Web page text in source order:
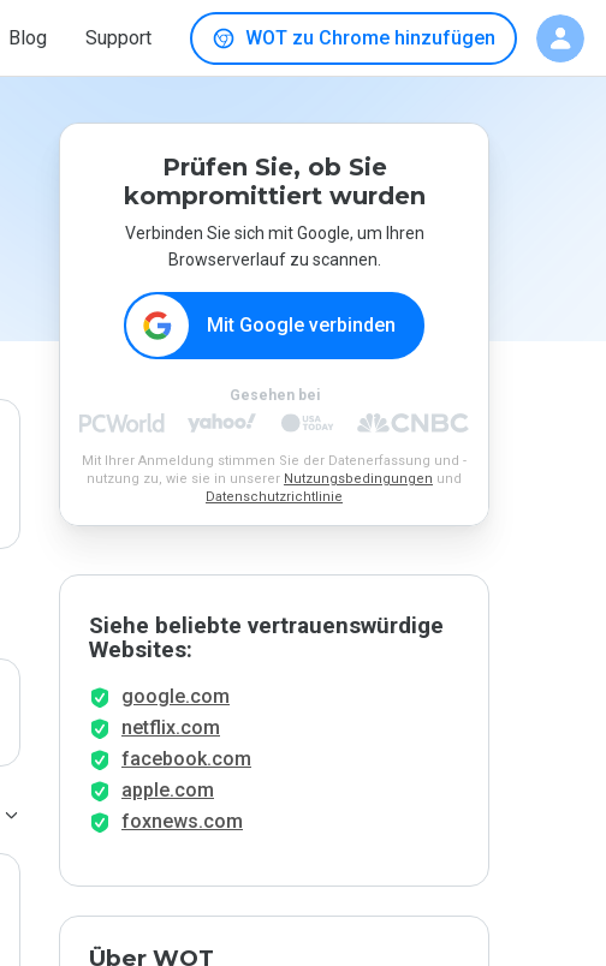
Blog Support WOT zu Chrome hinzufügen
Prüfen Sie, ob Sie
kompromittiert wurden
Verbinden Sie sich mit Google, um Ihren
Browserverlauf zu scannen.
Mit Google verbinden
Gesehen bei
Mit Ihrer Anmeldung stimmen Sie der Datenerfassung und -
nutzung zu, wie sie in unserer Nutzungsbedingungen und
Datenschutzrichtlinie
Siehe beliebte vertrauenswürdige
Websites:
google.com
netflix.com
facebook.com
apple.com
foxnews.com
Über WOT